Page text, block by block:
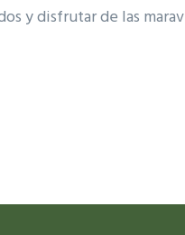
y disfrutar de las